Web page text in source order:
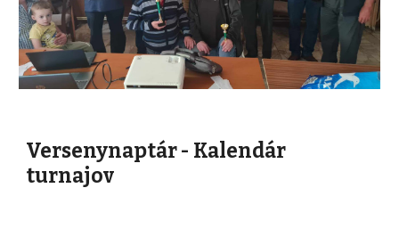
Versenynaptár - Kalendár
turnajov